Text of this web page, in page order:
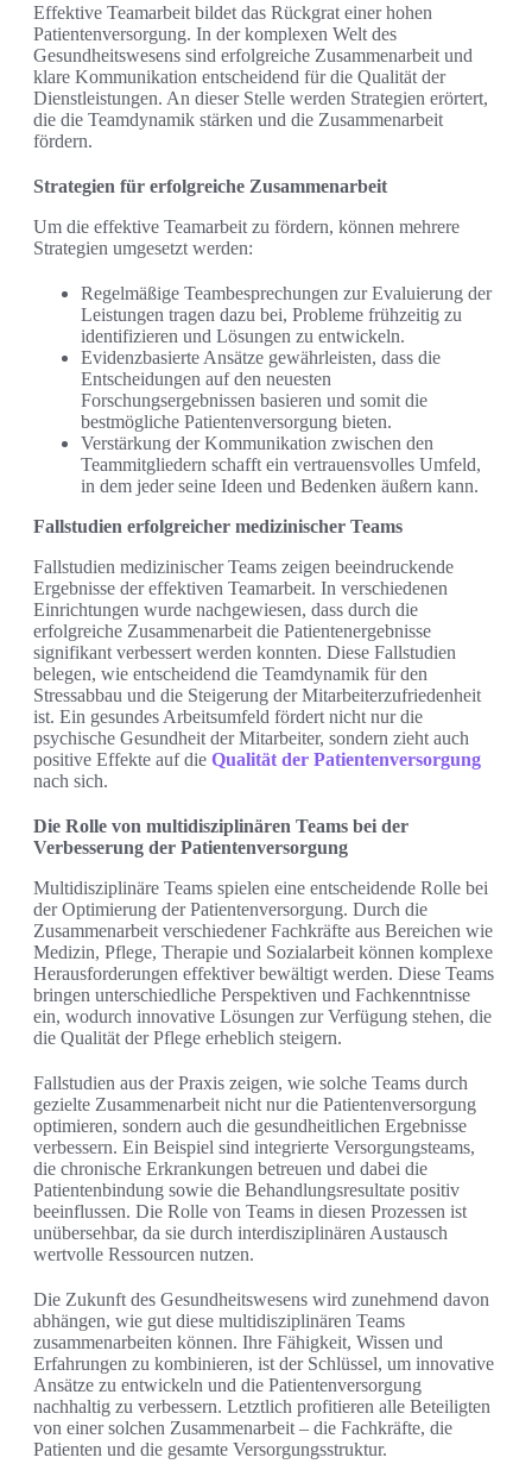
Effektive Teamarbeit bildet das Rückgrat einer hohen
Patientenversorgung. In der komplexen Welt des
Gesundheitswesens sind erfolgreiche Zusammenarbeit und
klare Kommunikation entscheidend für die Qualität der
Dienstleistungen. An dieser Stelle werden Strategien erörtert,
die die Teamdynamik stärken und die Zusammenarbeit
fördern.
Strategien für erfolgreiche Zusammenarbeit
Um die effektive Teamarbeit zu fördern, können mehrere
Strategien umgesetzt werden:
Regelmäßige Teambesprechungen zur Evaluierung der
Leistungen tragen dazu bei, Probleme frühzeitig zu
identifizieren und Lösungen zu entwickeln.
Evidenzbasierte Ansätze gewährleisten, dass die
Entscheidungen auf den neuesten
Forschungsergebnissen basieren und somit die
bestmögliche Patientenversorgung bieten.
Verstärkung der Kommunikation zwischen den
Teammitgliedern schafft ein vertrauensvolles Umfeld,
in dem jeder seine Ideen und Bedenken äußern kann.
Fallstudien erfolgreicher medizinischer Teams
Fallstudien medizinischer Teams zeigen beeindruckende
Ergebnisse der effektiven Teamarbeit. In verschiedenen
Einrichtungen wurde nachgewiesen, dass durch die
erfolgreiche Zusammenarbeit die Patientenergebnisse
signifikant verbessert werden konnten. Diese Fallstudien
belegen, wie entscheidend die Teamdynamik für den
Stressabbau und die Steigerung der Mitarbeiterzufriedenheit
ist. Ein gesundes Arbeitsumfeld fördert nicht nur die
psychische Gesundheit der Mitarbeiter, sondern zieht auch
positive Effekte auf die Qualität der Patientenversorgung
nach sich.
Die Rolle von multidisziplinären Teams bei der
Verbesserung der Patientenversorgung
Multidisziplinäre Teams spielen eine entscheidende Rolle bei
der Optimierung der Patientenversorgung. Durch die
Zusammenarbeit verschiedener Fachkräfte aus Bereichen wie
Medizin, Pflege, Therapie und Sozialarbeit können komplexe
Herausforderungen effektiver bewältigt werden. Diese Teams
bringen unterschiedliche Perspektiven und Fachkenntnisse
ein, wodurch innovative Lösungen zur Verfügung stehen, die
die Qualität der Pflege erheblich steigern.
Fallstudien aus der Praxis zeigen, wie solche Teams durch
gezielte Zusammenarbeit nicht nur die Patientenversorgung
optimieren, sondern auch die gesundheitlichen Ergebnisse
verbessern. Ein Beispiel sind integrierte Versorgungsteams,
die chronische Erkrankungen betreuen und dabei die
Patientenbindung sowie die Behandlungsresultate positiv
beeinflussen. Die Rolle von Teams in diesen Prozessen ist
unübersehbar, da sie durch interdisziplinären Austausch
wertvolle Ressourcen nutzen.
Die Zukunft des Gesundheitswesens wird zunehmend davon
abhängen, wie gut diese multidisziplinären Teams
zusammenarbeiten können. Ihre Fähigkeit, Wissen und
Erfahrungen zu kombinieren, ist der Schlüssel, um innovative
Ansätze zu entwickeln und die Patientenversorgung
nachhaltig zu verbessern. Letztlich profitieren alle Beteiligten
von einer solchen Zusammenarbeit – die Fachkräfte, die
Patienten und die gesamte Versorgungsstruktur.